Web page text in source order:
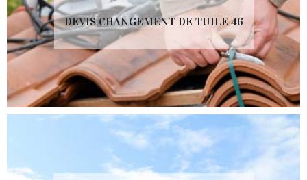
DEVIS CHANGEMENT DE TUILE 46